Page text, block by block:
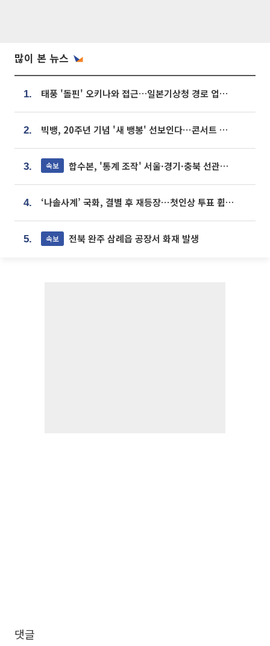
많이 본 뉴스
1. 태풍 '돌핀' 오키나와 접근…일본기상청 경로 업데이트
2. 빅뱅, 20주년 기념 '새 뱅봉' 선보인다⋯콘서트 앞두고 팝업 개최
3. 속보 합수본, '통계 조작' 서울·경기·충북 선관위 등 추가 압수수색
4. ‘나솔사계’ 국화, 결별 후 재등장⋯첫인상 투표 휩쓸고 ‘인기녀’ 등극
5. 속보 전북 완주 삼례읍 공장서 화재 발생
댓글